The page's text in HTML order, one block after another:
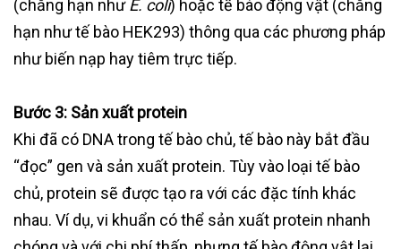
(chẳng hạn nhưE. coli) hoặc tế bào động vật (chẳng
hạn như tế bào HEK293) thông qua các phương pháp
như biến nạp hay tiêm trực tiếp.
Bước 3: Sản xuất protein
Khi đã có DNA trong tế bào chủ, tế bào này bắt đầu
“đọc” gen và sản xuất protein. Tùy vào loại tế bào
chủ, protein sẽ được tạo ra với các đặc tính khác
nhau. Ví dụ, vi khuẩn có thể sản xuất protein nhanh